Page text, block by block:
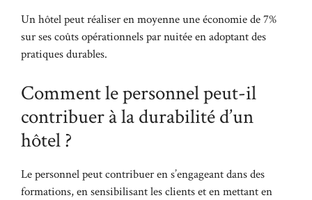
Un hôtel peut réaliser en moyenne une économie de 7%
sur ses coûts opérationnels par nuitée en adoptant des
pratiques durables.
Comment le personnel peut-il
contribuer à la durabilité d’un
hôtel ?
Le personnel peut contribuer en s’engageant dans des
formations, en sensibilisant les clients et en mettant en